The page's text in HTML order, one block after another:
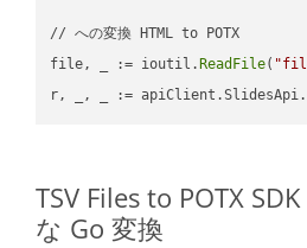
// への変換 HTML to POTX
file, _ := ioutil. ReadFile(
r, _, _ := apiClient.SlidesApi.
TSV Files to POTX
な Go 変換